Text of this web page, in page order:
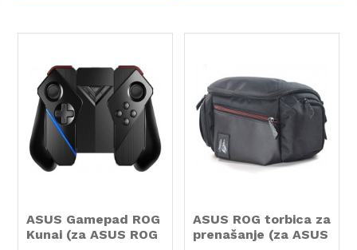
ASUS Gamepad ROG
Kunai (za ASUS ROG
ASUS ROG torbica za
prenašanje (za ASUS